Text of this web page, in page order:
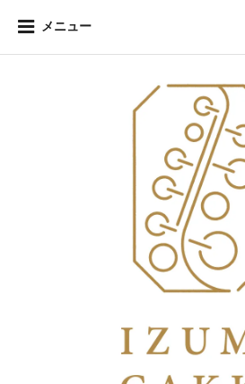
メニュー